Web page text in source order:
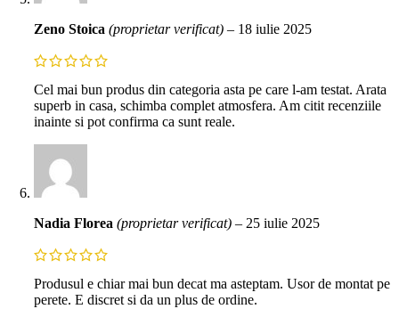
Zeno Stoica (proprietar verificat) – 18 iulie 2025
Cel mai bun produs din categoria asta pe care l-am testat. Arata
superb in casa, schimba complet atmosfera. Am citit recenziile
inainte si pot confirma ca sunt reale.
Nadia Florea (proprietar verificat) – 25 iulie 2025
Produsul e chiar mai bun decat ma asteptam. Usor de montat pe
perete. E discret si da un plus de ordine.